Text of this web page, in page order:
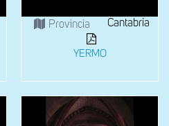
Provincia Cantabria
YERMO